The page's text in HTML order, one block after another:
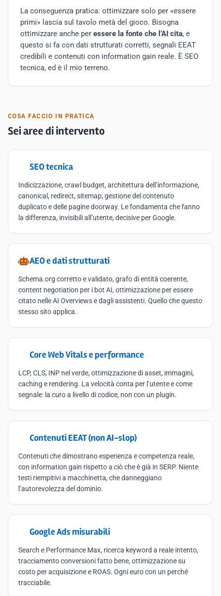
La conseguenza pratica: ottimizzare solo per «essere
primi» lascia sul tavolo metà del gioco. Bisogna
ottimizzare anche per essere la fonte che l’AI cita, e
questo si fa con dati strutturati corretti, segnali EEAT
credibili e contenuti con information gain reale. È SEO
tecnica, ed è il mio terreno.
COSA FACCIO IN PRATICA
Sei aree di intervento
SEO tecnica
Indicizzazione, crawl budget, architettura dell’informazione,
canonical, redirect, sitemap, gestione del contenuto
duplicato e delle pagine doorway. Le fondamenta che fanno
la differenza, invisibili all’utente, decisive per Google.
AEO e dati strutturati
Schema.org corretto e validato, grafo di entità coerente,
content negotiation per i bot AI, ottimizzazione per essere
citato nelle AI Overviews e dagli assistenti. Quello che questo
stesso sito applica.
Core Web Vitals e performance
LCP, CLS, INP nel verde, ottimizzazione di asset, immagini,
caching e rendering. La velocità conta per l’utente e come
segnale: la curo a livello di codice, non con un plugin.
Contenuti EEAT (non AI-slop)
Contenuti che dimostrano esperienza e competenza reale,
con information gain rispetto a ciò che è già in SERP. Niente
testi riempitivi a macchinetta, che danneggiano
l’autorevolezza del dominio.
Google Ads misurabili
Search e Performance Max, ricerca keyword a reale intento,
tracciamento conversioni fatto bene, ottimizzazione su
costo per acquisizione e ROAS. Ogni euro con un perché
tracciabile.